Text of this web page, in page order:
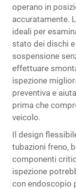
operano in
accuratamente.
ideali per
stato dei dischi
sospensione
effettuare
ispezione
preventiva e
prima che
veicolo.
Il design
tubazioni freno,
componenti
ispezione
con endoscopio